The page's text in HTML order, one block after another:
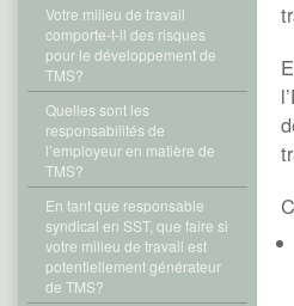
Votre milieu de travail
comporte-t-il des risques
pour le développement de
TMS?
Quelles sont les
responsabilités de
l’employeur en matière de
TMS?
En tant que responsable
syndical en SST, que faire si
votre milieu de travail est
potentiellement générateur
de TMS?